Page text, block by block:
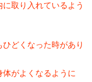
取り入れているよう
どくなった時があり
がよくなるように